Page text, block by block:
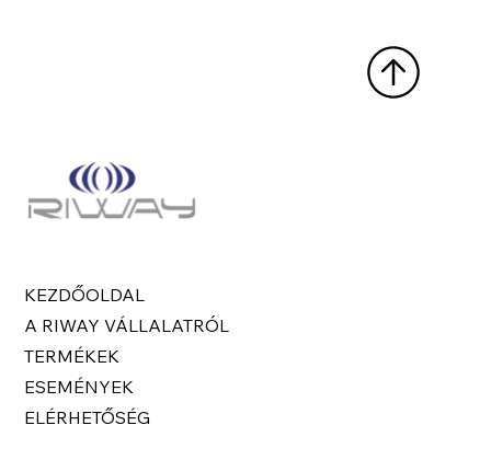
KEZDŐOLDAL
A RIWAY VÁLLALATRÓL
TERMÉKEK
ESEMÉNYEK
ELÉRHETŐSÉG